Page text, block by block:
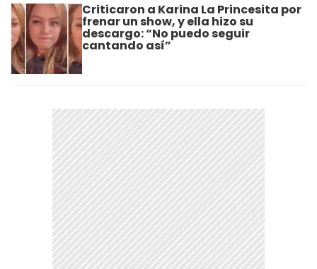
Criticaron a Karina La Princesita por
frenar un show, y ella hizo su
descargo: “No puedo seguir
cantando así”